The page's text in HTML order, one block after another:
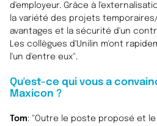
d'employeur. Grâce à
la variété des projets
avantages et la sécurité d'un
Les collègues d'Unilin m'ont
l'un d'entre eux".
Qu'est-ce qui vous a
Maxicon ?
Tom: "Outre le poste proposé et